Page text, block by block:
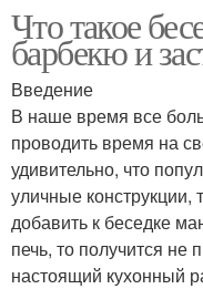
Что такое
барбекю и
Введение
В наше время все
проводить время на
удивительно, что
уличные конструкции,
добавить к беседке
печь, то получится не
настоящий кухонный